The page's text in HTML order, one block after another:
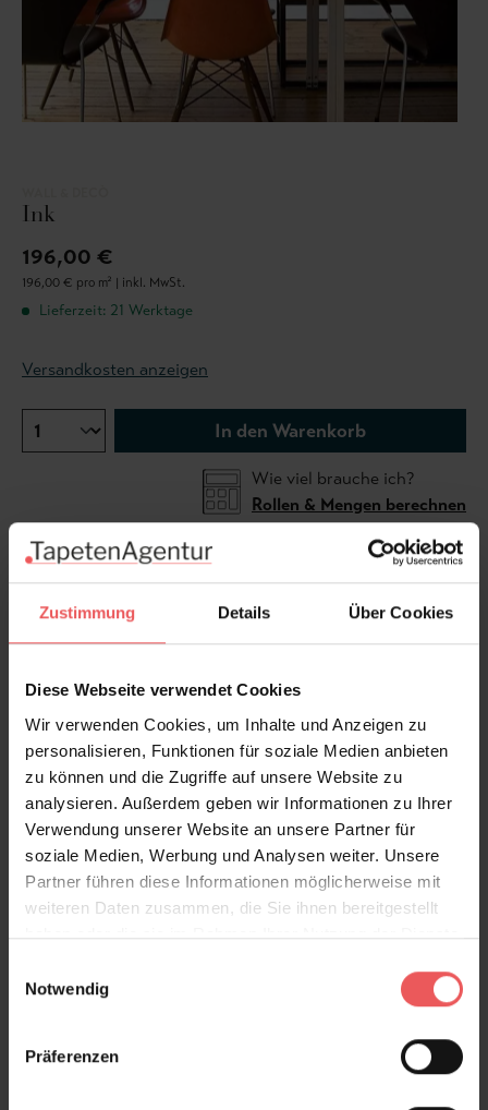
Zustimmung Details Über Cookies
Diese Webseite verwendet Cookies
Wir verwenden Cookies, um Inhalte und Anzeigen zu
personalisieren, Funktionen für soziale Medien anbieten
zu können und die Zugriffe auf unsere Website zu
analysieren. Außerdem geben wir Informationen zu Ihrer
Verwendung unserer Website an unsere Partner für
soziale Medien, Werbung und Analysen weiter. Unsere
Partner führen diese Informationen möglicherweise mit
weiteren Daten zusammen, die Sie ihnen bereitgestellt
haben oder die sie im Rahmen Ihrer Nutzung der Dienste
Notwendig
Präferenzen
Ink
196,00 €
196,00 € pro m² | inkl. MwSt.
Lieferzeit: 21 Werktage
Versandkosten anzeigen
In den Warenkorb
Wie viel brauche ich?
Rollen & Mengen berechnen
Das Tapetenmotiv wird auf Ihre Wand individuell
angefertigt
Produktdetails
Versand & Zahlung
Bewertungen